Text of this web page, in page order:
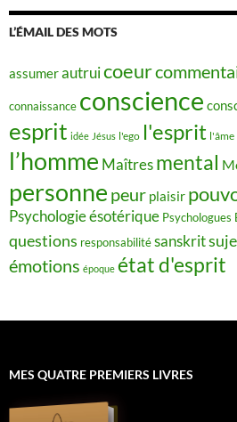
L’ÉMAIL DES MOTS
assumerautruicoeur
connaissance conscience
esprit idée Jésus l'ego l'esprit l'âme
l’homme Maîtres mental
personne peur plaisir
Psychologie ésotérique Psychologues
questions responsabilitésanskrit
émotions époque état d'esprit
MES QUATRE PREMIERS LIVRES